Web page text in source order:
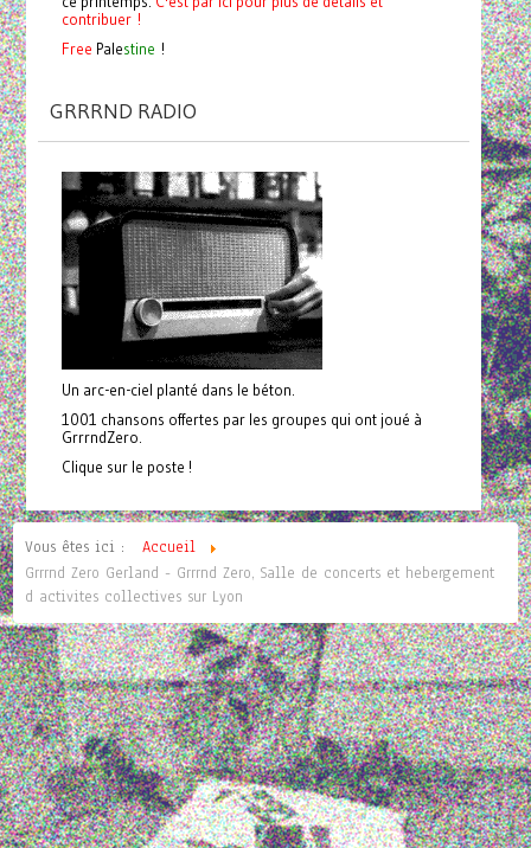
contribuer !
Free Palestine !
GRRRND RADIO
Un arc-en-ciel planté dans le béton.
1001 chansons offertes par les groupes qui ont joué à
GrrrndZero.
Clique sur le poste !
Vous êtes ici :
Accueil
Grrrnd Zero Gerland - Grrrnd Zero, Salle de concerts et hebergement
d activites collectives sur Lyon